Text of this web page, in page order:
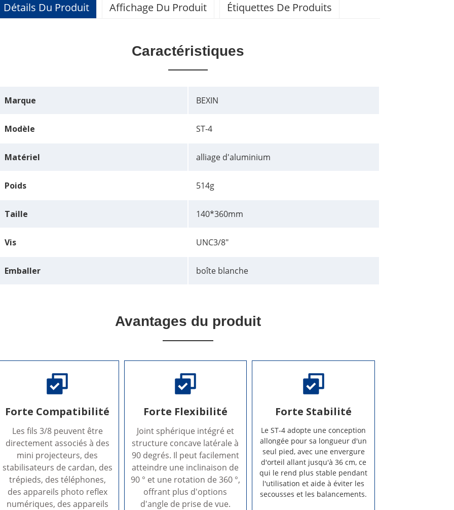
Détails Du Produit Affichage Du Produit Étiquettes De Produits
Caractéristiques
Marque BEXIN
Modèle ST-4
Matériel alliage d'aluminium
Poids 514g
Taille 140*360mm
Vis UNC3/8"
Emballer boîte blanche
Avantages du produit
Forte Compatibilité
Les fils 3/8 peuvent être
directement associés à des
mini projecteurs, des
stabilisateurs de cardan, des
trépieds, des téléphones,
des appareils photo reflex
numériques, des appareils
Forte Flexibilité
Joint sphérique intégré et
structure concave latérale à
90 degrés. Il peut facilement
atteindre une inclinaison de
90 ° et une rotation de 360 ​​°,
offrant plus d'options
d'angle de prise de vue.
Forte Stabilité
Le ST-4 adopte une conception
allongée pour sa longueur d'un
seul pied, avec une envergure
d'orteil allant jusqu'à 36 cm, ce
qui le rend plus stable pendant
l'utilisation et aide à éviter les
secousses et les balancements.